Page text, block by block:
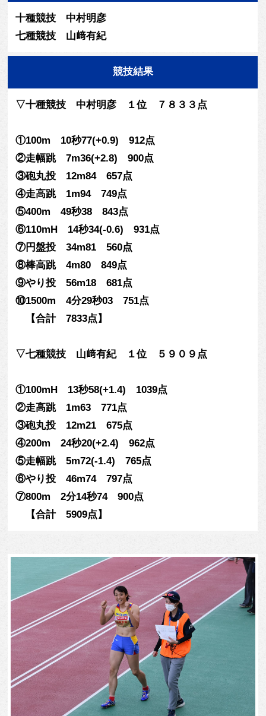
十種競技 中村明彦
七種競技 山﨑有紀
競技結果
▽十種競技 中村明彦 １位 ７８３３点
①100m 10秒77(+0.9) 912点
②走幅跳 7m36(+2.8) 900点
③砲丸投 12m84 657点
④走高跳 1m94 749点
⑤400m 49秒38 843点
⑥110mH 14秒34(-0.6) 931点
⑦円盤投 34m81 560点
⑧棒高跳 4m80 849点
⑨やり投 56m18 681点
⑩1500m 4分29秒03 751点
【合計 7833点】
▽七種競技 山﨑有紀 １位 ５９０９点
①100mH 13秒58(+1.4) 1039点
②走高跳 1m63 771点
③砲丸投 12m21 675点
④200m 24秒20(+2.4) 962点
⑤走幅跳 5m72(-1.4) 765点
⑥やり投 46m74 797点
⑦800m 2分14秒74 900点
【合計 5909点】